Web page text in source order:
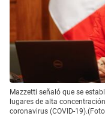
Mazzetti señaló que se
lugares de alta
coronavirus (COVID-